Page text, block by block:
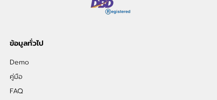
ข้อมูลทั่วไป
Demo
คู่มือ
FAQ